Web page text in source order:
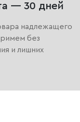
— 30 дней
надлежащего
без
и лишних